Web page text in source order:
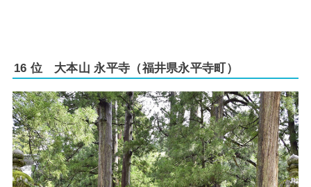
16 位 大本山 永平寺（福井県永平寺町）